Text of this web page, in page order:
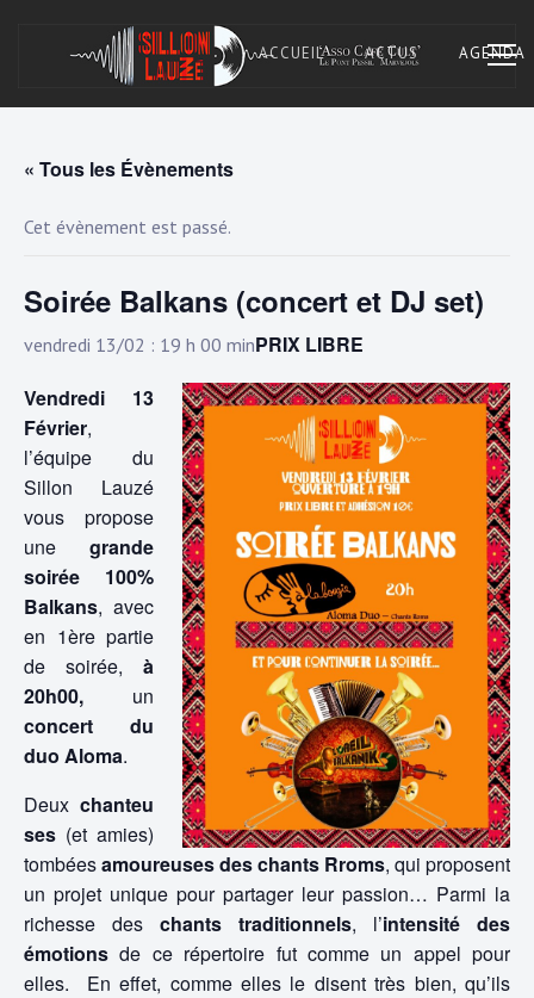
SILLON LAUZÉ
Asso Café Cult. À Marvejols, Lozère.
ACCUEIL ACTUS AGENDA
« Tous les Évènements
Cet évènement est passé.
Soirée Balkans (concert et DJ set)
vendredi 13/02 : 19 h 00 minPRIX LIBRE
Vendredi 13
Février,
l’équipe du
Sillon Lauzé
vous propose
une grande
soirée 100%
Balkans, avec
en 1ère partie
de soirée, à
20h00, un
concert du
duo Aloma.
Deux chanteu
ses (et amies)
tombéesamoureuses des chants Rroms, qui proposent
un projet unique pour partager leur passion… Parmi la
richesse des chants traditionnels, l’intensité des
émotions de ce répertoire fut comme un appel pour
elles. En effet, comme elles le disent très bien, qu’ils